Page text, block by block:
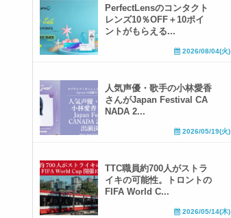
PerfectLensのコンタクト
レンズ10％OFF＋10ポイ
ントがもらえる...
2026/08/04(火)
人気声優・歌手の小林愛香
さんがJapan Festival CA
NADA 2...
2026/05/19(火)
TTC職員約700人がストラ
イキの可能性。トロントの
FIFA World C...
2026/05/14(木)